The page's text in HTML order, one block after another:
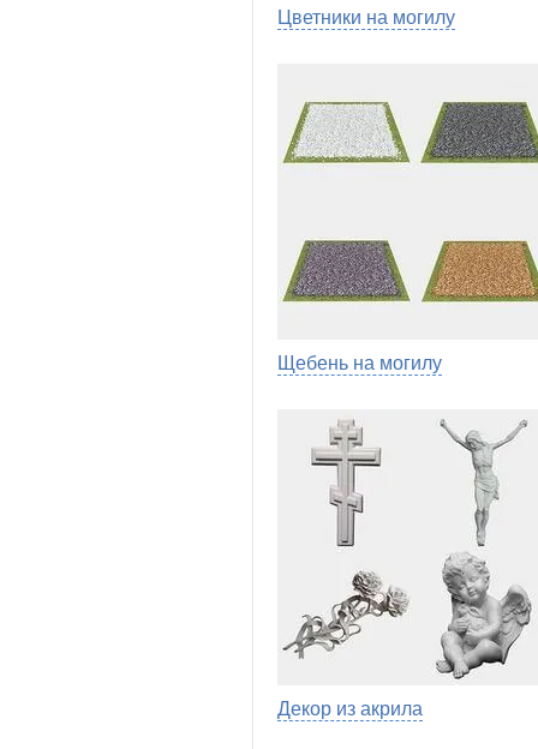
Цветники на могилу
Щебень на могилу
Декор из акрила